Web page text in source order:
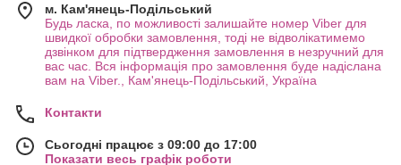
м. Кам'янець-Подільський
Будь ласка, по можливості залишайте номер Viber для
швидкої обробки замовлення, тоді не відволікатимемо
дзвінком для підтвердження замовлення в незручний для
вас час. Вся інформація про замовлення буде надіслана
вам на Viber., Кам'янець-Подільський, Україна
Контакти
Сьогодні працює з 09:00 до 17:00
Показати весь графік роботи